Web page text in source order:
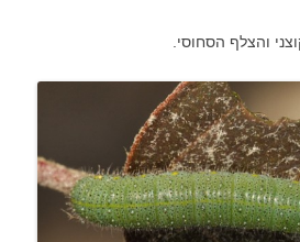
והצלף הסחוסי.